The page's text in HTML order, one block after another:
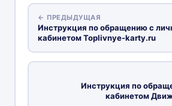
← ПРЕДЫДУЩАЯ
Инструкция по обращению с
кабинетом Toplivnye-karty.ru
Инструкция по
кабинетом